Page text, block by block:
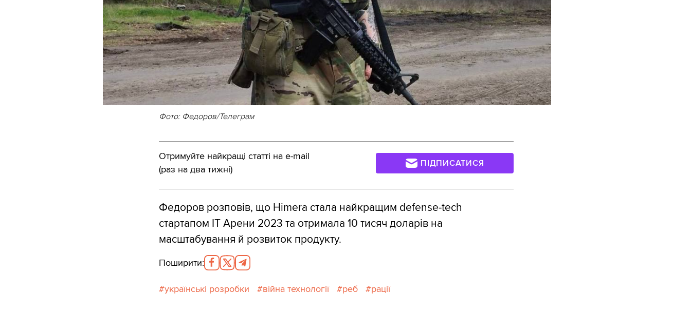
Фото: Федоров/Телеграм
Отримуйте найкращі статті на e-mail
(раз на два тижні)
ПІДПИСАТИСЯ
Федоров розповів, що Himera стала найкращим defense-tech
стартапом ІТ Арени 2023 та отримала 10 тисяч доларів на
масштабування й розвиток продукту.
Поширити:
українські розробки війна технології реб рації